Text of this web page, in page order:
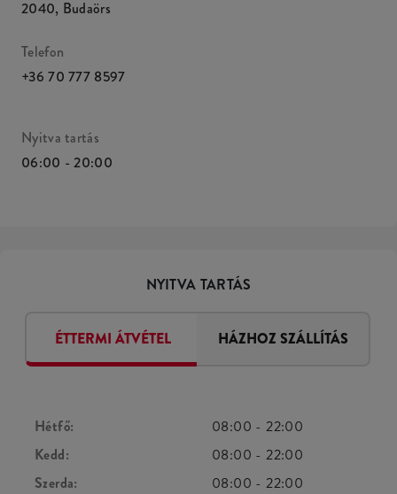
2040, Budaörs
Telefon
+36 70 777 8597
Nyitva tartás
06:00 - 20:00
NYITVA TARTÁS
ÉTTERMI ÁTVÉTEL HÁZHOZ SZÁLLÍTÁS
Hétfő: 08:00 -22:00
Kedd:
08:00 -22:00
Szerda:
08:00 -22:00